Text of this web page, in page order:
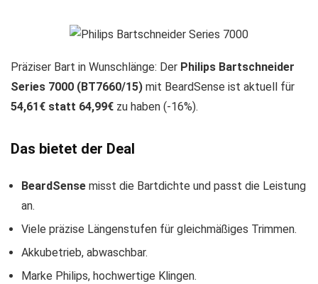
Präziser Bart in Wunschlänge: Der Philips Bartschneider
Series 7000 (BT7660/15) mit BeardSense ist aktuell für
54,61€ statt 64,99€ zu haben (-16%).
Das bietet der Deal
BeardSense misst die Bartdichte und passt die Leistung
an.
Viele präzise Längenstufen für gleichmäßiges Trimmen.
Akkubetrieb, abwaschbar.
Marke Philips, hochwertige Klingen.